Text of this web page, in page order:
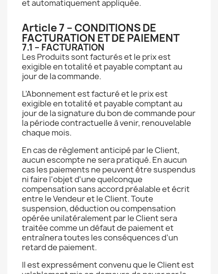
et automatiquement appliquée.
Article 7 – CONDITIONS DE
FACTURATION ET DE PAIEMENT
7.1 – FACTURATION
Les Produits sont facturés et le prix est
exigible en totalité et payable comptant au
jour de la commande.
L’Abonnement est facturé et le prix est
exigible en totalité et payable comptant au
jour de la signature du bon de commande pour
la période contractuelle à venir, renouvelable
chaque mois.
En cas de règlement anticipé par le Client,
aucun escompte ne sera pratiqué. En aucun
cas les paiements ne peuvent être suspendus
ni faire l'objet d'une quelconque
compensation sans accord préalable et écrit
entre le Vendeur et le Client. Toute
suspension, déduction ou compensation
opérée unilatéralement par le Client sera
traitée comme un défaut de paiement et
entraînera toutes les conséquences d’un
retard de paiement.
Il est expressément convenu que le Client est